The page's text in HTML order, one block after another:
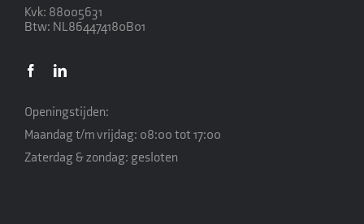
Kvk: 88005631
Btw: NL864474180B01
Openingstijden:
Maandag t/m vrijdag: 08:00 tot 17:00
Zaterdag & zondag: gesloten